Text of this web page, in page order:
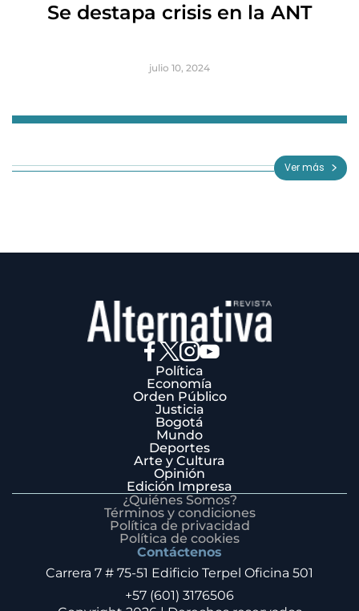
Se destapa crisis en la ANT
julio 10, 2024
3
Ver más
Política
Economía
Orden Público
Justicia
Bogotá
Mundo
Deportes
Arte y Cultura
Opinión
Edición Impresa
¿Quiénes Somos?
Términos y condiciones
Política de privacidad
Política de cookies
Contáctenos
Carrera 7 # 75-51 Edificio Terpel Oficina 501
+57 (601) 3176506